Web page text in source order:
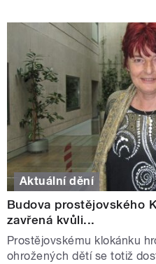
Aktuální dění
Budova prostějovského
zavřená kvůli...
Prostějovskému klokánku
ohrožených dětí se totiž